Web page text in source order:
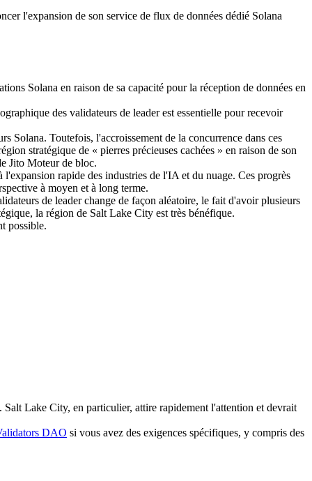
l'expansion de son service de flux de données dédié Solana
Solana en raison de sa capacité pour la réception de données en
des validateurs de leader est essentielle pour recevoir
Solana. Toutefois, l'accroissement de la concurrence dans ces
stratégique de « pierres précieuses cachées » en raison de son
Jito Moteur de bloc.
rapide des industries de l'IA et du nuage. Ces progrès
à moyen et à long terme.
de leader change de façon aléatoire, le fait d'avoir plusieurs
la région de Salt Lake City est très bénéfique.
possible.
Lake City, en particulier, attire rapidement l'attention et devrait
DAO si vous avez des exigences spécifiques, y compris des